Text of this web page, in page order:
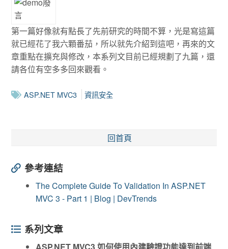
第一篇好像就有點長了先前研究的時間不算，光是寫這篇
就已經花了我六顆番茄，所以就先介紹到這吧，再來的文
章重點在擴充與修改，本系列文目前已經規劃了九篇，還
請各位有空多多回來觀看。
ASP.NET MVC3 資訊安全
回首頁
參考連結
The Complete Guide To Validation In ASP.NET
MVC 3 - Part 1 | Blog | DevTrends
系列文章
ASP.NET MVC3 如何使用內建驗證功能達到前端